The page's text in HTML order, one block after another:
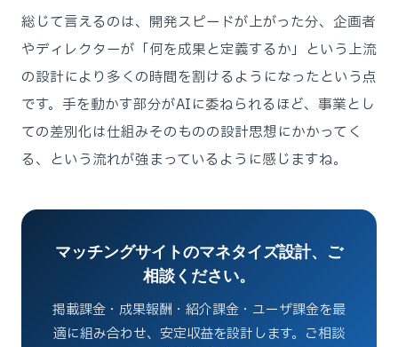
総じて言えるのは、開発スピードが上がった分、企画者
やディレクターが「何を成果と定義するか」という上流
の設計により多くの時間を割けるようになったという点
です。手を動かす部分がAIに委ねられるほど、事業とし
ての差別化は仕組みそのものの設計思想にかかってく
る、という流れが強まっているように感じますね。
マッチングサイトのマネタイズ設計、ご
相談ください。
掲載課金・成果報酬・紹介課金・ユーザ課金を最
適に組み合わせ、安定収益を設計します。ご相談